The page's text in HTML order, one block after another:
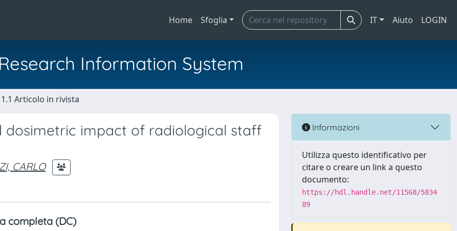
Home Sfoglia IT Aiuto LOGIN
Information System
1.1 Articolo in rivista
dosimetric impact of radiological staff
CARLO
completa (DC)
Informazioni
Utilizza questo identificativo per
citare o creare un link a questo
documento:
https://hdl.handle.net/11568/5834
89